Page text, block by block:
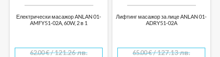
Електрически масажор ANLAN 01-
AMFY51-02A, 60W, 2 в 1
62.00€/ 121.26 лв.
Лифтинг масажор за лице ANLAN 01-
ADRY51-02A
65.00€/ 127.13 лв.